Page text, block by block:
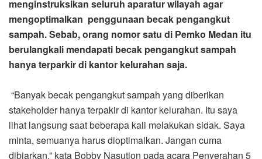
menginstruksikan seluruh aparatur wilayah agar
mengoptimalkan penggunaan becak pengangkut
sampah. Sebab, orang nomor satu di Pemko Medan itu
berulangkali mendapati becak pengangkut sampah
hanya terparkir di kantor kelurahan saja.
“Banyak becak pengangkut sampah yang diberikan
stakeholder hanya terpakir di kantor kelurahan. Itu saya
lihat langsung saat beberapa kali melakukan sidak. Saya
minta, semuanya harus dioptimalkan. Jangan cuma
dibiarkan,” kata Bobby Nasution pada acara Penyerahan 5